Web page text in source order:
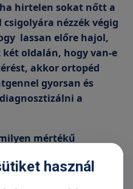
hirtelen sokat nőtt a
nézzék végig
lassan előre hajol,
oldalán, hogy van-e
akkor ortopéd
gyorsan és
a
mértékű
A röntgennel
20 fok alatt van
viszont – a
használ